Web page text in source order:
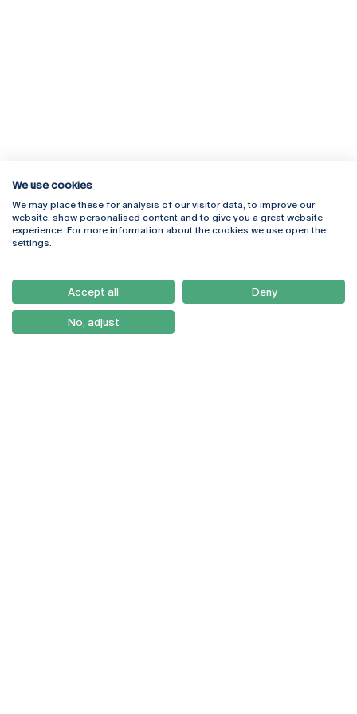
Rua Diogo Botelho 1327
4169-005 Porto
+351 226 196 240
Campus Online
Webmail
Como Chegar
Newsletter
We use cookies
We may place these for analysis of our visitor data, to improve our
website, show personalised content and to give you a great website
experience. For more information about the cookies we use open the
settings.
Accept all Deny
No, adjust